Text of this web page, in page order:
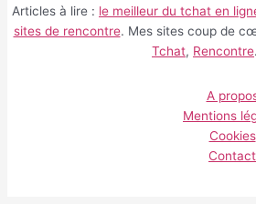
Articles à lire : le meilleur du tchat en
sites de rencontre. Mes sites coup de
Tchat, Rencontre.
A
Mentions
Cookies
Contact